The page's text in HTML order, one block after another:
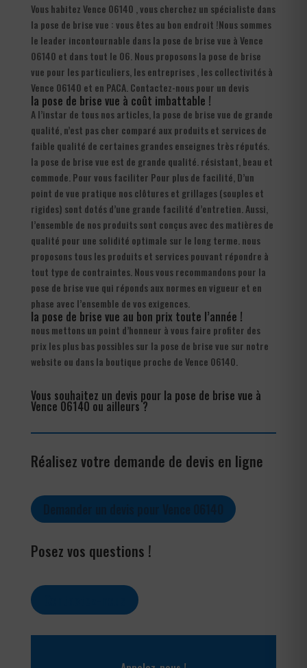
Vous habitez Vence 06140 , vous cherchez un spécialiste dans
la pose de brise vue : vous êtes au bon endroit !Nous sommes
le leader incontournable dans la pose de brise vue à Vence
06140 et dans tout le 06. Nous proposons la pose de brise
vue pour les particuliers, les entreprises , les collectivités à
Vence 06140 et en PACA. Contactez-nous pour un devis
la pose de brise vue à coût imbattable !
A l’instar de tous nos articles, la pose de brise vue de grande
qualité, n’est pas cher comparé aux produits et services de
faible qualité de certaines grandes enseignes très réputés.
la pose de brise vue est de grande qualité. résistant, beau et
commode. Pour vous faciliter Pour plus de facilité, D’un
point de vue pratique nos clôtures et grillages (souples et
rigides) sont dotés d’une grande facilité d’entretien. Aussi,
l’ensemble de nos produits sont conçus avec des matières de
qualité pour une solidité optimale sur le long terme. nous
proposons tous les produits et services pouvant répondre à
tout type de contraintes. Nous vous recommandons pour la
pose de brise vue qui réponds aux normes en vigueur et en
phase avec l’ensemble de vos exigences.
la pose de brise vue au bon prix toute l’année !
nous mettons un point d’honneur à vous faire profiter des
prix les plus bas possibles sur la pose de brise vue sur notre
website ou dans la boutique proche de Vence 06140.
Vous souhaitez un devis pour la pose de brise vue à
Vence 06140 ou ailleurs ?
Réalisez votre demande de devis en ligne
Posez vos questions !